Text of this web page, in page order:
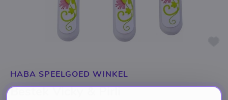
HABA SPEELGOED WINKEL
Bestek Vicky & Pirli